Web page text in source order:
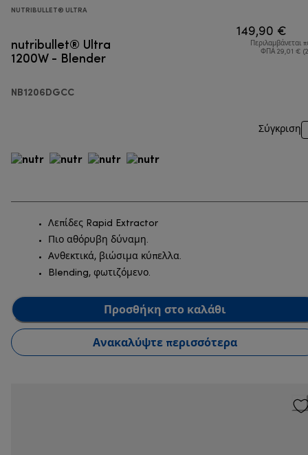
NUTRIBULLET® ULTRA
nutribullet® Ultra
1200W - Blender
NB1206DGCC
149,90 €
Περιλαμβάνεται
ΦΠΑ 29,01 €
Σύγκριση
Λεπίδες Rapid Extractor
Πιο αθόρυβη δύναμη.
Ανθεκτικά, βιώσιμα κύπελλα.
Blending, φωτιζόμενο.
Προσθήκη στο καλάθι
Ανακαλύψτε περισσότερα